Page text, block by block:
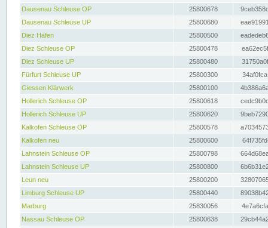
Dausenau Schleuse OP
25800678
Dausenau Schleuse UP
25800680
Diez Hafen
25800500
Diez Schleuse OP
25800478
Diez Schleuse UP
25800480
Fürfurt Schleuse UP
25800300
Giessen Klärwerk
25800100
Hollerich Schleuse OP
25800618
Hollerich Schleuse UP
25800620
Kalkofen Schleuse OP
25800578
Kalkofen neu
25800600
Lahnstein Schleuse OP
25800798
Lahnstein Schleuse UP
25800800
Leun neu
25800200
Limburg Schleuse UP
25800440
Marburg
25830056
Nassau Schleuse OP
25800638